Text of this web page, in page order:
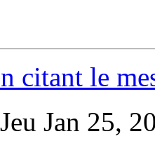
citant le
Jan 25,